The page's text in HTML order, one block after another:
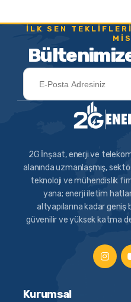
İLK SEN
2G İnşaat, enerji ve
alanında uzmanlaşmış,
teknoloji ve mühendislik
yana; enerji iletim
altyapılarına kadar
güvenilir ve yüksek katma
Kurumsal